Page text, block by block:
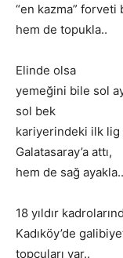
“en kazma” forveti
hem de topukla..
Elinde olsa
yemeğini bile sol
sol bek
kariyerindeki ilk lig
Galatasaray’a attı,
hem de sağ ayakla..
18 yıldır
Kadıköy’de
topçuları var..